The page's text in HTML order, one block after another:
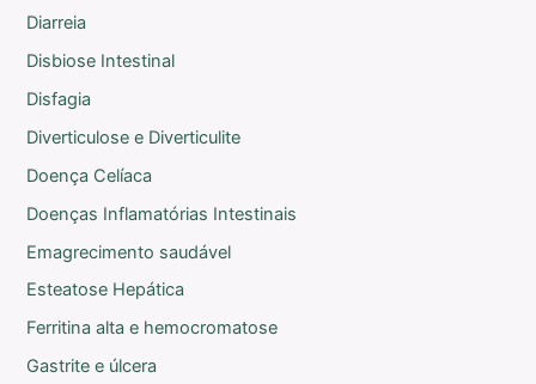
Diarreia
Disbiose Intestinal
Disfagia
Diverticulose e Diverticulite
Doença Celíaca
Doenças Inflamatórias Intestinais
Emagrecimento saudável
Esteatose Hepática
Ferritina alta e hemocromatose
Gastrite e úlcera